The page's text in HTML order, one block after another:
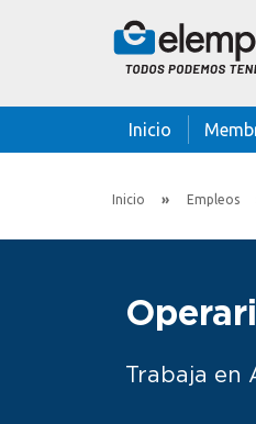
Inicio
Inicio Empleos
Trabaja en